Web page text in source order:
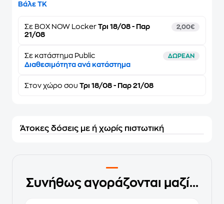
Βάλε ΤΚ
Σε BOX NOW Locker Τρι 18/08 - Παρ
21/08
2,00€
Σε κατάστημα Public ΔΩΡΕΑΝ
Διαθεσιμότητα ανά κατάστημα
Στον χώρο σου Τρι 18/08 - Παρ 21/08
Άτοκες δόσεις με ή χωρίς πιστωτική
Συνήθως αγοράζονται μαζί...